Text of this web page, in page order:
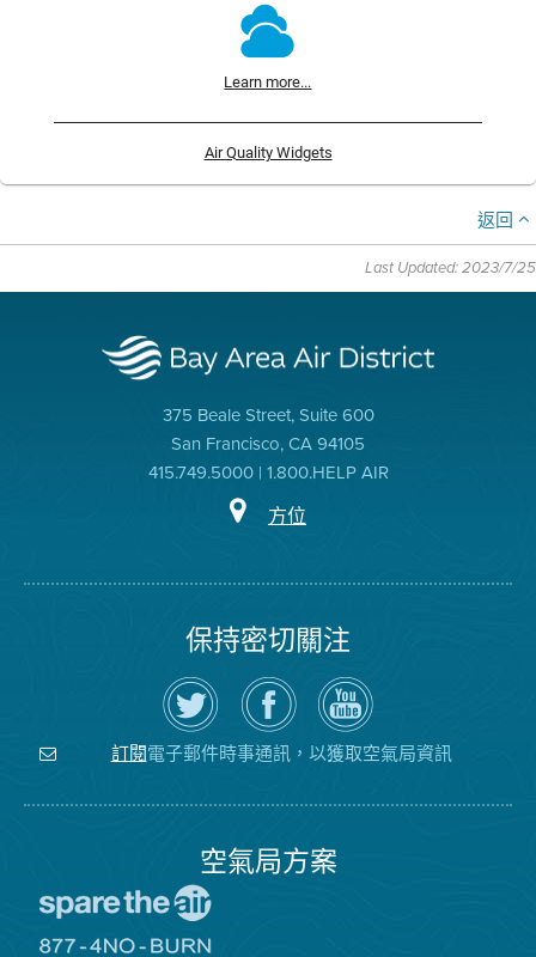
Learn more...
Air Quality Widgets
返回
Last Updated: 2023/7/25
375 Beale Street, Suite 600
San Francisco, CA 94105
415.749.5000 | 1.800.HELP AIR
方位
保持密切關注
在
Twitter
上
關
注
空
瀏
覽
氣
局
的
空
氣
局
YouTube
頻
道
訂閱電子郵件時事通訊，以獲取空氣局資訊
空氣局方案